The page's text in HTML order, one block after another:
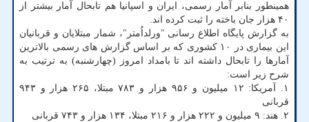
همینطور بنابر آمار رسمی، ایران و اسپانیا هم تابحال آمار بیشتر از
۴۰ هزار جان باخته را ثبت کرده اند.
به گزارش پایگاه اطلاع رسانی "ورلداُمتر"، شمار مبتلایان و قربانیان
این بیماری در ۱۰ کشوری که بر اساس گزارش های رسمی بالاترین
آمارها را تابحال داشته اند تا بامداد امروز (چهارشنبه) به ترتیب به
شرح زیر است:
۱. آمریکا: ۱۲ میلیون و ۹۵۶ هزار و ۷۸۳ مبتلا، ۲۶۵ هزار و ۹۴۳
قربانی
۲. هند: ۹ میلیون و ۲۲۲ هزار و ۲۱۶ مبتلا، ۱۳۴ هزار و ۷۴۳ قربانی